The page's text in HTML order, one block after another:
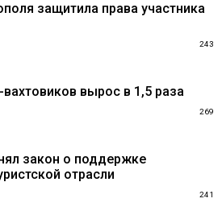
защитила права участника
243
вырос в 1,5 раза
269
закон о поддержке
отрасли
241